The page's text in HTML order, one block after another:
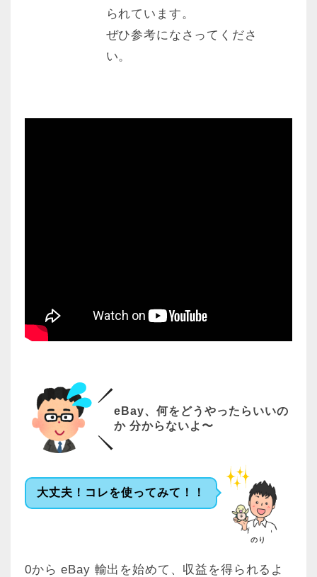
られています。
ぜひ参考になさってくださ
い。
eBay、何をどうやったらいいの
か 分からないよ〜
大丈夫！コレを使ってみて！！
のり
0から eBay 輸出を始めて、収益を得られるよ